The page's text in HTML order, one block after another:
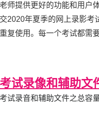
师提供更好的功能和用户体
2020年夏季的网上录影考
复使用。每一个考试都需
试录像和辅助文
试录音和辅助文件之总容